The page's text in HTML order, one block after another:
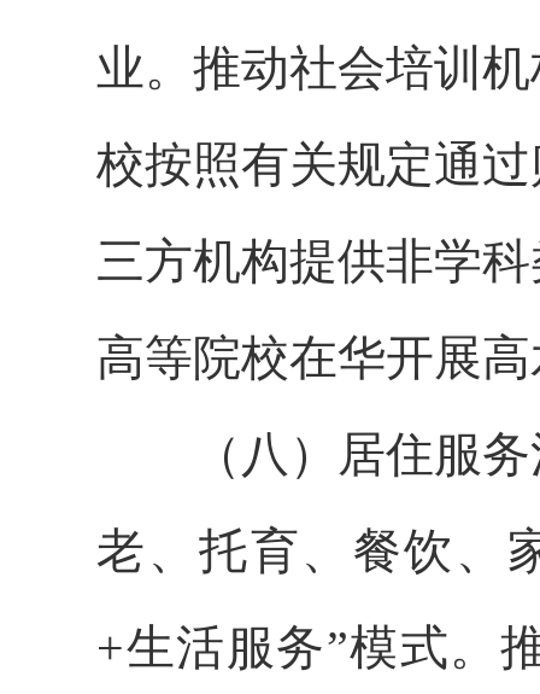
业。推动社会培训
校按照有关规定通
三方机构提供非学
高等院校在华开展
（八）居住服务
老、托育、餐饮、
+生活服务”模式。